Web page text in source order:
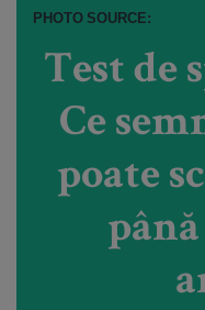
PHOTO SOURCE:
Test de
Ce
poate